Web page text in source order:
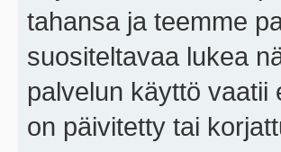
tahansa ja teemme
suositeltavaa lukea
palvelun käyttö
on päivitetty tai